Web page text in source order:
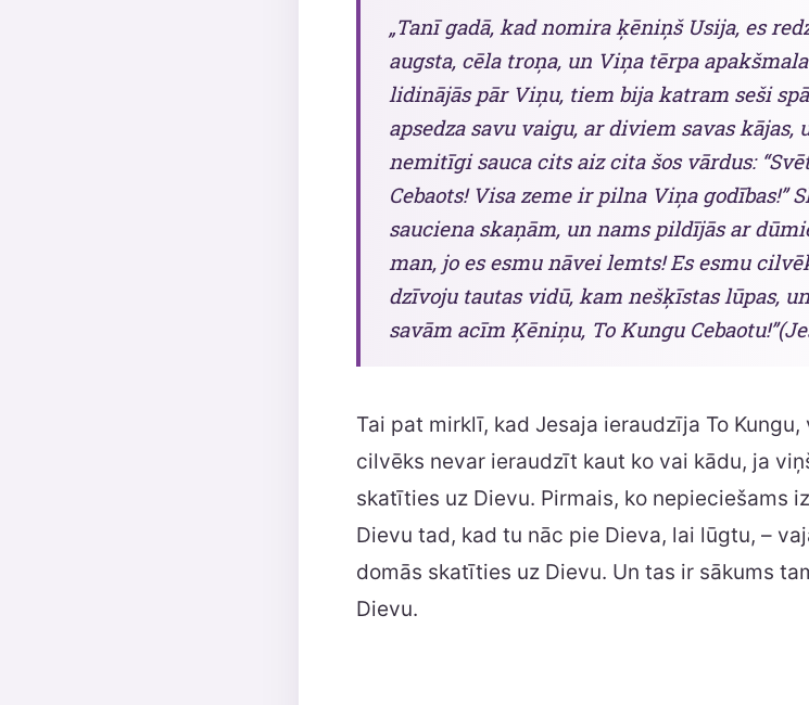
„Tanī gadā, kad nomira ķēniņš Usija, es
augsta, cēla troņa, un Viņa tērpa
lidinājās pār Viņu, tiem bija katram seši
apsedza savu vaigu, ar diviem savas
nemitīgi sauca cits aiz cita šos vārdus:
Cebaots! Visa zeme ir pilna Viņa godības!”
sauciena skaņām, un nams pildījās ar
man, jo es esmu nāvei lemts! Es esmu
dzīvoju tautas vidū, kam nešķīstas lūpas,
savām acīm Ķēniņu, To Kungu
Tai pat mirklī, kad Jesaja ieraudzīja To
cilvēks nevar ieraudzīt kaut ko vai kādu, ja
skatīties uz Dievu. Pirmais, ko nepieciešams
Dievu tad, kad tu nāc pie Dieva, lai lūgtu, –
domās skatīties uz Dievu. Un tas ir sākums
Dievu.